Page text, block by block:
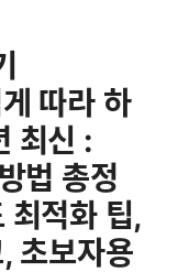
따라 하
최신 :
법 총정
최적화 팁,
초보자용